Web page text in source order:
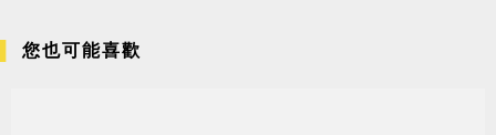
您也可能喜歡